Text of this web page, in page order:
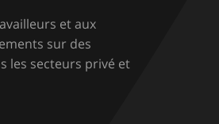
et aux
sur des
les secteurs privé et